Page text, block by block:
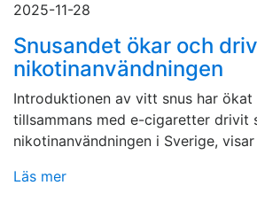
2025-11-28
Snusandet ökar och
nikotinanvändningen
Introduktionen av vitt snus har ökat
tillsammans med e-cigaretter drivit
nikotinanvändningen i Sverige,
Läs mer